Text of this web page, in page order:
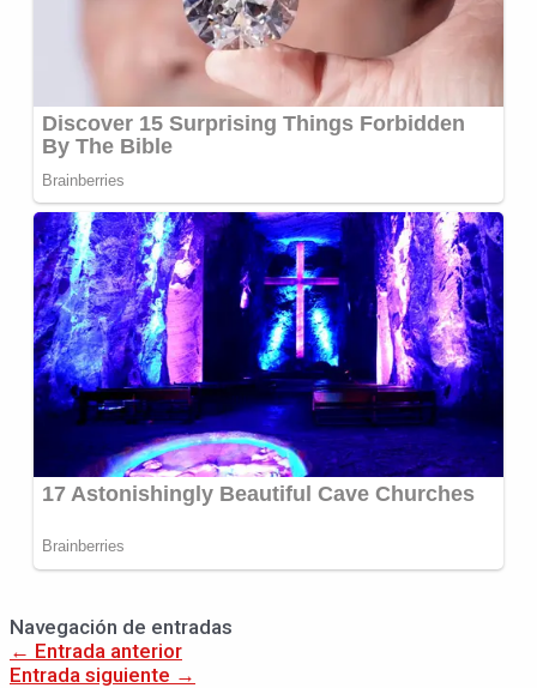
Navegación de entradas
← Entrada anterior
Entrada siguiente →